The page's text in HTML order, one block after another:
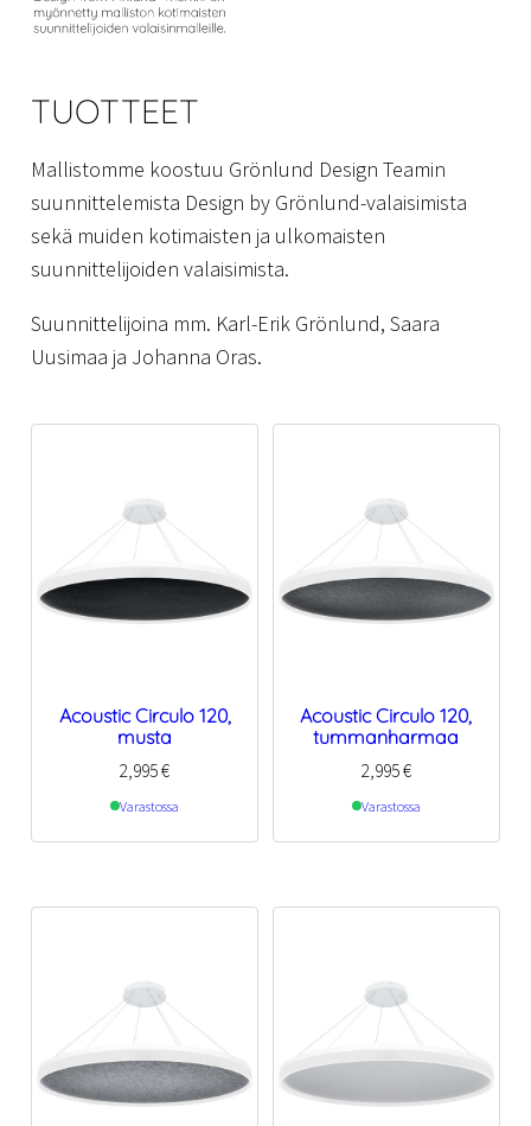
TUOTTEET
Mallistomme koostuu Grönlund Design Teamin
suunnittelemista Design by Grönlund-valaisimista
sekä muiden kotimaisten ja ulkomaisten
suunnittelijoiden valaisimista.
Suunnittelijoina mm. Karl-Erik Grönlund, Saara
Uusimaa ja Johanna Oras.
Acoustic Circulo 120,
musta
2,995€
Varastossa
Acoustic Circulo 120,
tummanharmaa
2,995€
Varastossa